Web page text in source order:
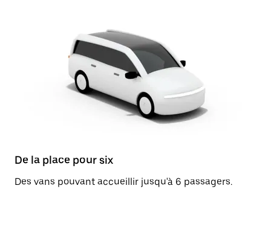
De la place pour six
Des vans pouvant accueillir jusqu'à 6 passagers.